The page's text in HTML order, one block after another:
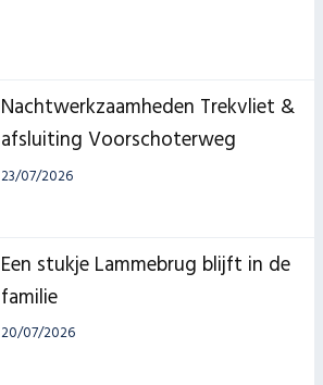
Nachtwerkzaamheden Trekvliet &
afsluiting Voorschoterweg
23/07/2026
Een stukje Lammebrug blijft in de
familie
20/07/2026